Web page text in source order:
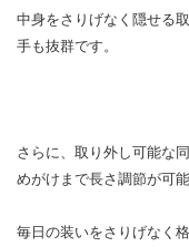
中身をさりげなく隠せる
手も抜群です
さらに、取り外し可能な
めがけまで長さ調節
毎日の装いをさりげなく